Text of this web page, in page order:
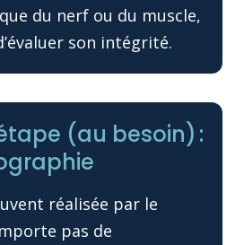
du nerf ou du muscle,
son intégrité.
(au besoin) :
réalisée par le
pas de